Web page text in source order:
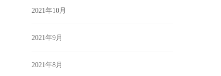
2021年10月
2021年9月
2021年8月